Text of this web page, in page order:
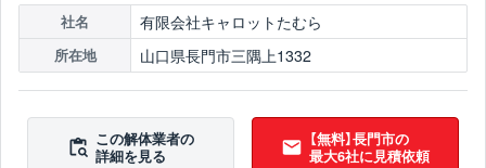
社名 有限会社キャロットたむら
所在地 山口県長門市三隅上1332
この解体業者の
詳細を見る
【無料】長門市の
最大6社に見積依頼